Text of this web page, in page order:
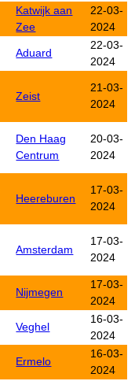
Katwijk aan
Zee
22-03-
2024
Aduard
22-03-
2024
Zeist
21-03-
2024
Den Haag
Centrum
20-03-
2024
Heereburen
17-03-
2024
Amsterdam
17-03-
2024
Nijmegen
17-03-
2024
Veghel
16-03-
2024
Ermelo
16-03-
2024